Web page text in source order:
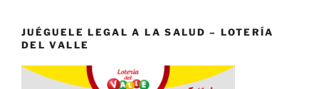
JUÉGUELE LEGAL A LA SALUD – LOTERÍA
DEL VALLE